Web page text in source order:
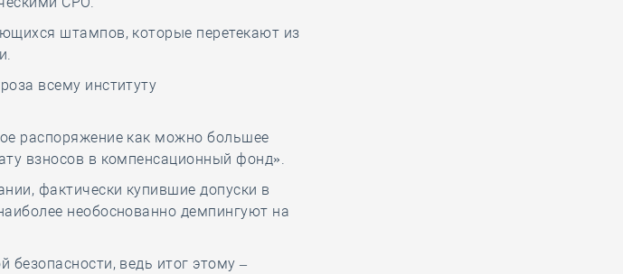
штампов, которые перетекают из
всему институту
распоряжение как можно большее
взносов в компенсационный фонд».
фактически купившие допуски в
необоснованно демпингуют на
безопасности, ведь итог этому –